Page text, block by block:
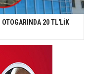
20 TL'LİK